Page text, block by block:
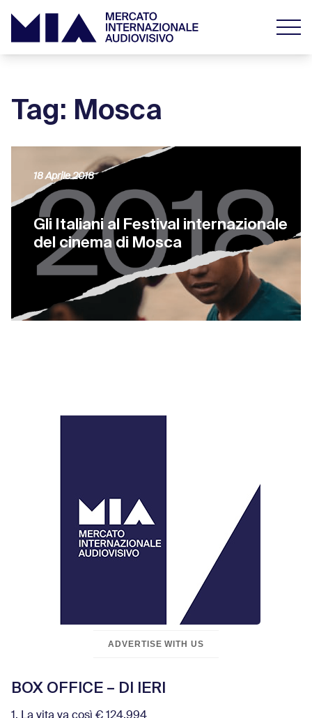
Tag: Mosca
Gli Italiani al Festival internazionale
del cinema di Mosca
18 Aprile 2018
ADVERTISE WITH US
BOX OFFICE – DI IERI
1. La vita va così € 124.994